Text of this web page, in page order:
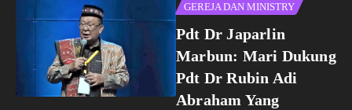
GEREJA DAN MINISTRY
Pdt Dr Japarlin
Marbun: Mari Dukung
Pdt Dr Rubin Adi
Abraham Yang